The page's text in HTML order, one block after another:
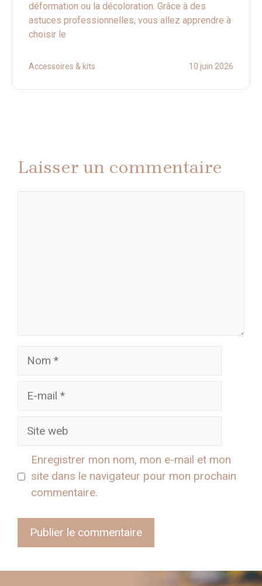
déformation ou la décoloration. Grâce à des
astuces professionnelles, vous allez apprendre à
choisir le
Accessoires & kits 10 juin 2026
Laisser un commentaire
Nom
Site
Enregistrer mon nom, mon e-mail et mon
site dans le navigateur pour mon prochain
commentaire.